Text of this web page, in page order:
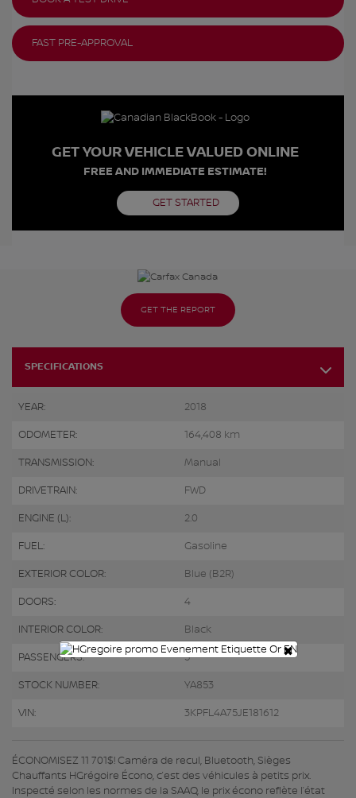
GET THE REPORT
SPECIFICATIONS
YEAR: 2018
ODOMETER: 164,408 km
TRANSMISSION: Manual
DRIVETRAIN: FWD
ENGINE (L): 2.0
FUEL: Gasoline
EXTERIOR COLOR: Blue (B2R)
DOORS: 4
INTERIOR COLOR: Black
PASSENGERS: 5
STOCK NUMBER: YA853
VIN: 3KPFL4A75JE181612
ÉCONOMISEZ 11 701$! Caméra de recul, Bluetooth, Sièges
Chauffants HGrégoire Écono, c’est des véhicules à petits prix.
Inspecté selon les normes de la SAAQ, le prix écono reflète l’état
FAST PRE-APPROVAL
GET YOUR VEHICLE VALUED ONLINE
FREE AND IMMEDIATE ESTIMATE!
GET STARTED
×